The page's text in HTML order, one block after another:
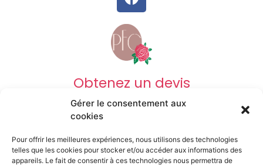
Gérer le consentement aux
cookies
Pour offrir les meilleures expériences, nous utilisons des technologies
telles que les cookies pour stocker et/ou accéder aux informations des
appareils. Le fait de consentir à ces technologies nous permettra de
Obtenez un devis
DEVIS OBSÈQUES
DEVIS PRÉVOYANCE